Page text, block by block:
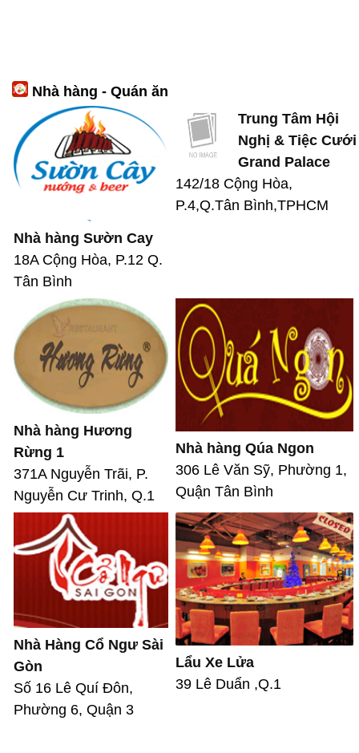
Nhà hàng - Quán ăn
Nhà hàng Sườn Cay
18A Cộng Hòa, P.12 Q.
Tân Bình
Trung Tâm Hội
Nghị & Tiệc Cưới
Grand Palace
142/18 Cộng Hòa,
P.4,Q.Tân Bình,TPHCM
Nhà hàng Hương
Rừng 1
371A Nguyễn Trãi, P.
Nguyễn Cư Trinh, Q.1
Nhà hàng Qúa Ngon
306 Lê Văn Sỹ, Phường 1,
Quận Tân Bình
Nhà Hàng Cổ Ngư Sài
Gòn
Số 16 Lê Quí Đôn,
Phường 6, Quận 3
Lẩu Xe Lửa
39 Lê Duẩn ,Q.1